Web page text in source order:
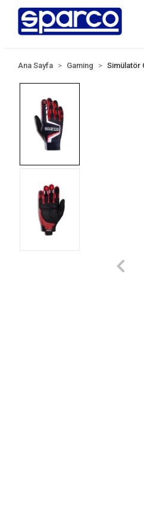
Ana Sayfa Gaming Simülatör